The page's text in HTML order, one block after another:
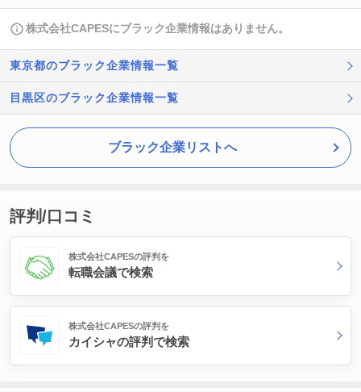
株式会社CAPESにブラック企業情報はありません。
東京都のブラック企業情報一覧
目黒区のブラック企業情報一覧
ブラック企業リストへ
評判/口コミ
株式会社CAPESの評判を
転職会議で検索
株式会社CAPESの評判を
カイシャの評判で検索